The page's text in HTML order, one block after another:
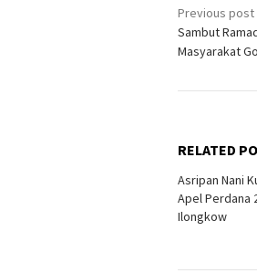
Post
Previous post
Sambut
Masyarakat
RELATED
Asripan Nani
Apel Perdana
Ilongkow